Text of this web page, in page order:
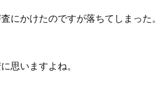
にかけたのですが落ちてしまった。
思いますよね。